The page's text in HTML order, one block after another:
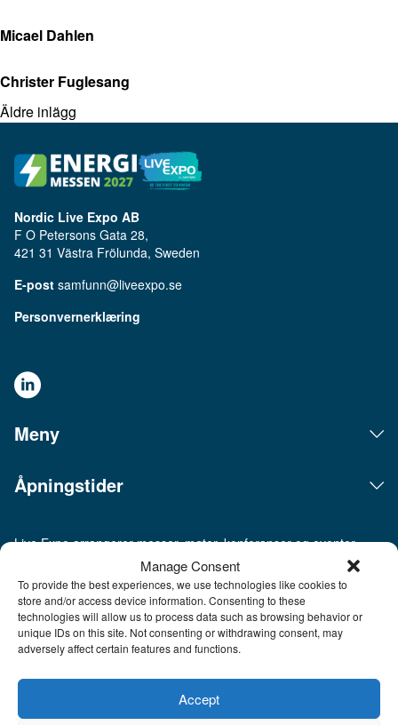
Manage Consent
To provide the best experiences, we use technologies like cookies to
store and/or access device information. Consenting to these
technologies will allow us to process data such as browsing behavior or
unique IDs on this site. Not consenting or withdrawing consent, may
adversely affect certain features and functions.
Accept
Micael Dahlen
Christer Fuglesang
Äldre inlägg
Nordic Live Expo AB
F O Petersons Gata 28,
421 31 Västra Frölunda, Sweden
E-post samfunn@liveexpo.se
Personvernerklæring
Meny
Åpningstider
Live Expo arrangerer messer, møter, konferanser og eventer
på det skandinaviske markedet. Hovedkontoret ligger i
Göteborg. Vi kobler mennesker og bedrifter sammen for å
skape forretninger, bygge nettverk og inspirere hverandre. Live
Expo ble etablert av Sveriges mest erfarne entreprenører
innen messer og eventer, som har lansert over hundre nye
messer, hvorav flere i dag er ledende innen sine respektive
oppdaterer vi våre besøkende og tar messemediet til et helt
nytt nivå. Fra og med 26. juni 2026 er Live Expo et heleid
datterselskap av Easyfairs Group, et internasjonalt selskap